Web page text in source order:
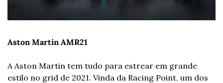
Aston Martin AMR21
A Aston Martin tem tudo para estrear em grande
estilo no grid de 2021. Vinda da Racing Point, um dos